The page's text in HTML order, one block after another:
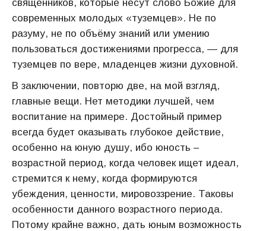
священников, которые несут слово Божие для
современных молодых «туземцев». Не по
разуму, не по объёму знаний или умению
пользоваться достижениями прогресса, — для
туземцев по вере, младенцев жизни духовной.
В заключении, повторю две, на мой взгляд,
главные вещи. Нет методики лучшей, чем
воспитание на примере. Достойный пример
всегда будет оказывать глубокое действие,
особенно на юную душу, ибо юность –
возрастной период, когда человек ищет идеал,
стремится к нему, когда формируются
убеждения, ценности, мировоззрение. Таковы
особенности данного возрастного периода.
Потому крайне важно, дать юным возможность